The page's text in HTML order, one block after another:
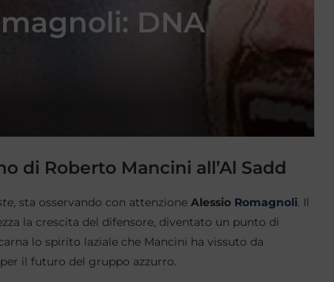
DNA
di Roberto Mancini all’Al Sadd
, sta osservando con attenzione Alessio Romagnoli. Il
la crescita del difensore, diventato un punto di
lo spirito laziale che Mancini ha vissuto da
il futuro del gruppo azzurro.